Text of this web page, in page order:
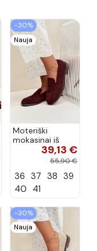
−30%
Nauja
Moteriški
mokasinai iš
dirbtinės
zomšos, bordo
39,13 €
55,90 €
36 37 38 39
40 41
−30%
Nauja